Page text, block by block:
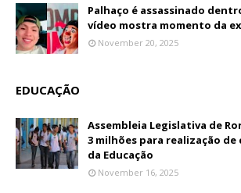
Palhaço é assassinado
vídeo mostra momento da
November 20, 2025
EDUCAÇÃO
Assembleia Legislativa de
3 milhões para realização
da Educação
November 16, 2025